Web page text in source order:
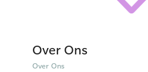
Over Ons
Over Ons